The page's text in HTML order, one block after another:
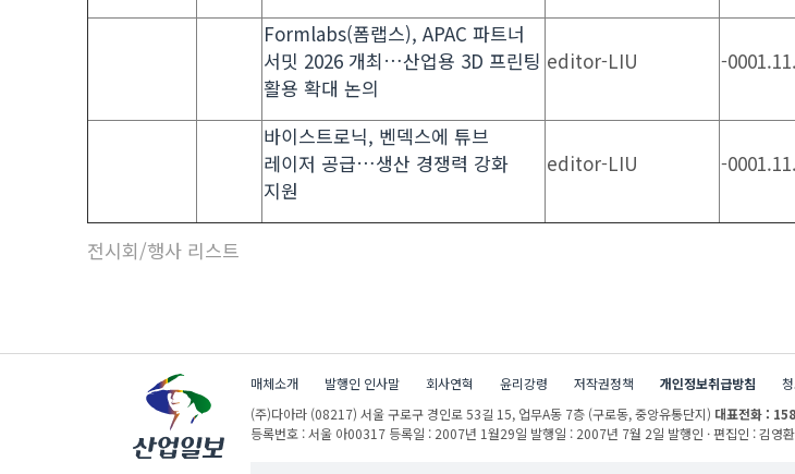
전시회/행사 리스트
Formlabs(폼랩스), APAC 파트너
서밋 2026 개최…산업용 3D 프린팅
활용 확대 논의
editor-LIU -
바이스트로닉, 벤덱스에 튜브
레이저 공급…생산 경쟁력 강화
지원
editor-LIU -
매체소개 발행인 인사말 회사연혁 윤리강령 저작권정책 개인정보취급방침
(주)다아라 (08217) 서울 구로구 경인로 53길 15,업무A동 7층 (구로동, 중앙유통단지) 대표전화 :
등록번호 : 서울 아00317 등록일 : 2007년 1월29일 발행일 : 2007년 7월 2일 발행인 · 편집인 : 김영환